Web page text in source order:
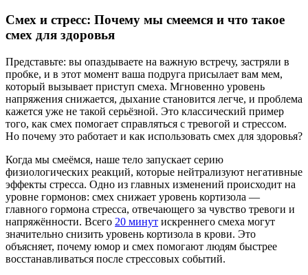
Смех и стресс: Почему мы смеемся и что такое
смех для здоровья
Представьте: вы опаздываете на важную встречу, застряли в
пробке, и в этот момент ваша подруга присылает вам мем,
который вызывает приступ смеха. Мгновенно уровень
напряжения снижается, дыхание становится легче, и проблема
кажется уже не такой серьёзной. Это классический пример
того, как смех помогает справляться с тревогой и стрессом.
Но почему это работает и как использовать смех для здоровья?
Когда мы смеёмся, наше тело запускает серию
физиологических реакций, которые нейтрализуют негативные
эффекты стресса. Одно из главных изменений происходит на
уровне гормонов: смех снижает уровень кортизола —
главного гормона стресса, отвечающего за чувство тревоги и
напряжённости. Всего 20 минут искреннего смеха могут
значительно снизить уровень кортизола в крови. Это
объясняет, почему юмор и смех помогают людям быстрее
восстанавливаться после стрессовых событий.